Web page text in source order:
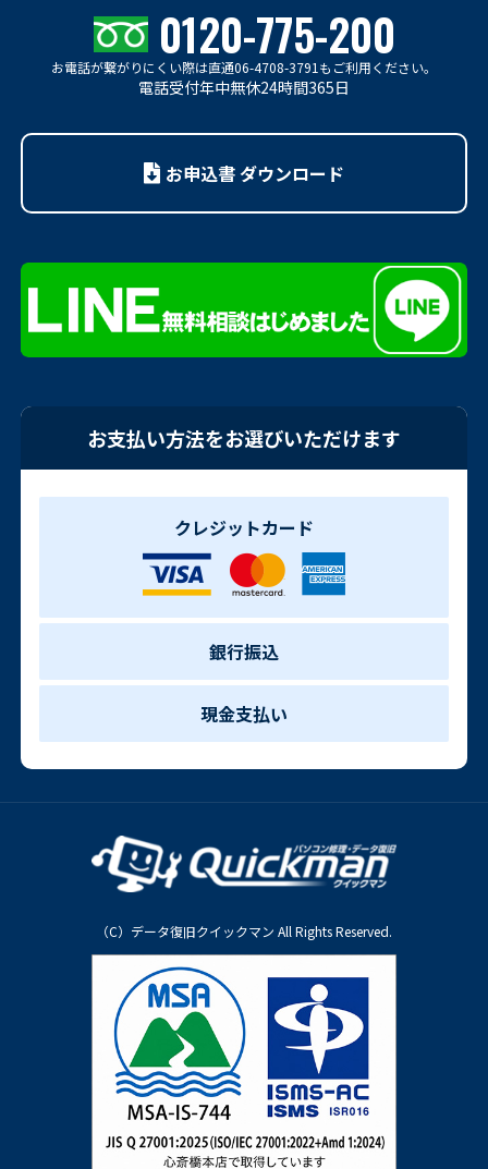
0120-775-200
お電話が繋がりにくい際は直通06-4708-3791もご利用ください。
電話受付年中無休24時間365日
お申込書 ダウンロード
お支払い方法をお選びいただけます
クレジットカード
銀行振込
現金支払い
（C）データ復旧クイックマン All Rights Reserved.